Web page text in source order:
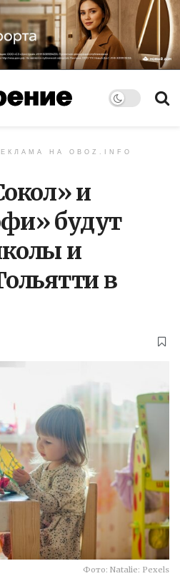
НА OBOZ.INFO
и
будут
и
в
Фото: Natalie: Pexels